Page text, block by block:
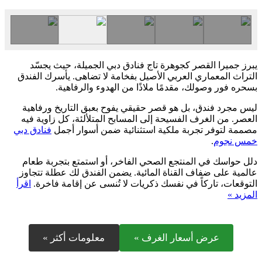
يبرز جميرا القصر كجوهرة تاج فنادق دبي الجميلة، حيث يجسّد
التراث المعماري العربي الأصيل بفخامة لا تضاهى. يأسرك الفندق
بسحره فور وصولك، مقدمًا ملاذًا من الهدوء والرفاهية.
ليس مجرد فندق، بل هو قصر حقيقي يفوح بعبق التاريخ ورفاهية
العصر. من الغرف الفسيحة إلى المسابح المتلألئة، كل زاوية فيه
مصممة لتوفر تجربة ملكية استثنائية ضمن أسوار أجمل فنادق دبي
خمس نجوم.
دلل حواسك في المنتجع الصحي الفاخر، أو استمتع بتجربة طعام
عالمية على ضفاف القناة المائية. يضمن الفندق لك عطلة تتجاوز
التوقعات، تاركاً في نفسك ذكريات لا تُنسى عن إقامة فاخرة. اقرأ
المزيد »
عرض أسعار الغرف » معلومات أكثر »